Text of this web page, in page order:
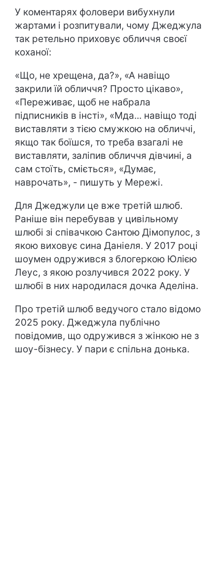
У коментарях фоловери вибухнули
жартами і розпитували, чому Джеджула
так ретельно приховує обличчя своєї
коханої:
«Що, не хрещена, да?», «А навіщо
закрили їй обличчя? Просто цікаво»,
«Переживає, щоб не набрала
підписників в інсті», «Мда... навіщо тоді
виставляти з тією смужкою на обличчі,
якщо так боїшся, то треба взагалі не
виставляти, заліпив обличчя дівчині, а
сам стоїть, сміється», «Думає,
наврочать», - пишуть у Мережі.
Для Джеджули це вже третій шлюб.
Раніше він перебував у цивільному
шлюбі зі співачкою Сантою Дімопулос, з
якою виховує сина Даніеля. У 2017 році
шоумен одружився з блогеркою Юлією
Леус, з якою розлучився 2022 року. У
шлюбі в них народилася дочка Аделіна.
Про третій шлюб ведучого стало відомо
2025 року. Джеджула публічно
повідомив, що одружився з жінкою не з
шоу-бізнесу. У пари є спільна донька.